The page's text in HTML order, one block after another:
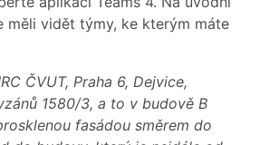
měli vidět týmy, ke kterým máte
ČVUT, Praha 6, Dejvice,
1580/3, a to v budově B
fasádou směrem do